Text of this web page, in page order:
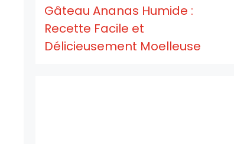
Gâteau Ananas Humide :
Recette Facile et
Délicieusement Moelleuse